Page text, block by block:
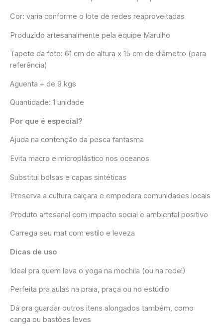
Cor: varia conforme o lote de redes reaproveitadas
Produzido artesanalmente pela equipe Marulho
Tapete da foto: 61 cm de altura x 15 cm de diâmetro (para
referência)
Aguenta + de 9 kgs
Quantidade: 1 unidade
Por que é especial?
Ajuda na contenção da pesca fantasma
Evita macro e microplástico nos oceanos
Substitui bolsas e capas sintéticas
Preserva a cultura caiçara e empodera comunidades locais
Produto artesanal com impacto social e ambiental positivo
Carrega seu mat com estilo e leveza
Dicas de uso
Ideal pra quem leva o yoga na mochila (ou na rede!)
Perfeita pra aulas na praia, praça ou no estúdio
Dá pra guardar outros itens alongados também, como
canga ou bastões leves